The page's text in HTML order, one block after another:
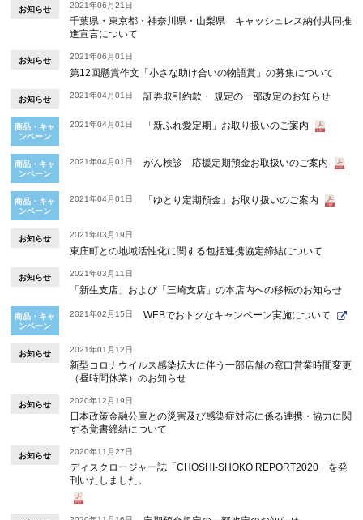
お知らせ 2021年06月21日
千葉県・東京都・神奈川県・山梨県 キャッシュレス納付共同推
進宣言について
お知らせ 2021年06月01日
第12回懸賞作文「小さな助け合いの物語賞」の募集について
お知らせ 2021年04月01日 証券取引約款・ 規定の一部改定のお知らせ
商品・キャ
ンペーン
2021年04月01日 「新ふれ愛定期」お取り扱いのご案内
商品・キャ
ンペーン
2021年04月01日 がん検診 応援定期預金お取扱いのご案内
商品・キャ
ンペーン
2021年04月01日 「ゆとり定期預金」お取り扱いのご案内
お知らせ 2021年03月19日
東庄町との地域活性化に関する包括連携協定締結について
お知らせ 2021年03月11日
「新生支店」および「三崎支店」の本店内への移転のお知らせ
商品・キャ
ンペーン
2021年02月15日 WEBでおトクなキャンペーン実施について
お知らせ 2021年01月12日
新型コロナウイルス感染拡大に伴う一部店舗の窓口営業時間変更
（昼時間休業）のお知らせ
お知らせ 2020年12月19日
日本政策金融公庫との災害及び感染症対応に係る連携・協力に関
する覚書締結について
お知らせ 2020年11月27日
ディスクロージャー誌「CHOSHI-SHOKO REPORT2020」を発
刊いたしました。